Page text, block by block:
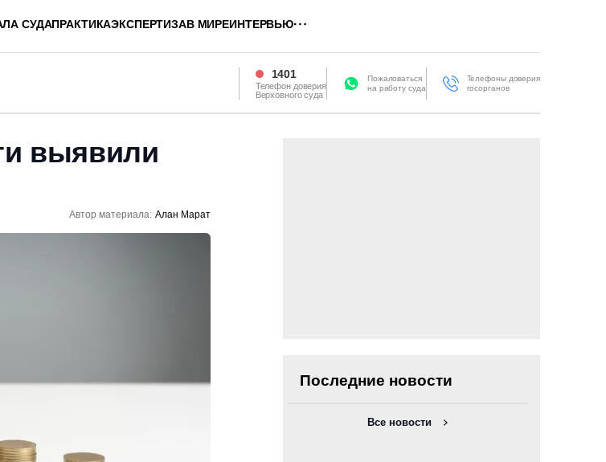
СУДАПРАКТИКАЭКСПЕРТИЗАВ МИРЕИНТЕРВЬЮ
1401
Телефон доверия
Верховного суда
Пожаловаться
на работу суда
Телефоны доверия
госорганов
выявили
Автор материала: Алан Марат
Последние новости
Все новости